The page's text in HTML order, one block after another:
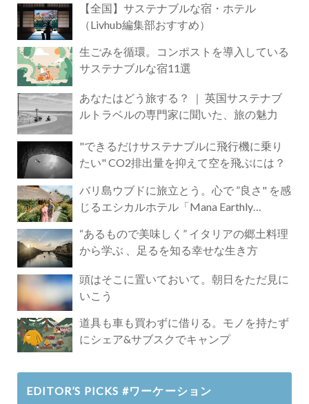
【全国】サステナブルな宿・ホテル
（Livhub編集部おすすめ）
生ごみを循環。コンポストを導入している
サステナブルな宿11選
あなたはどう旅する？ ｜ 英国サステナブ
ルトラベルの専門家に聞いた、旅の魅力
"できるだけサステナブルに飛行機に乗り
たい" CO2排出量を抑えて空を飛ぶには？
バリ島ウブドに旅立とう。心で ”良さ" を感
じるエシカルホテル「Mana Earthly
“あるもので美味しく” イタリアの郷土料理
から学ぶ 、足るを知る幸せな生き方
頭はそこに置いておいて。朝日をただ見に
いこう
道具も車も買わずに借りる。モノを持たず
にシェア&サブスクでキャンプ
EDITOR’S PICKS #ワーケーション